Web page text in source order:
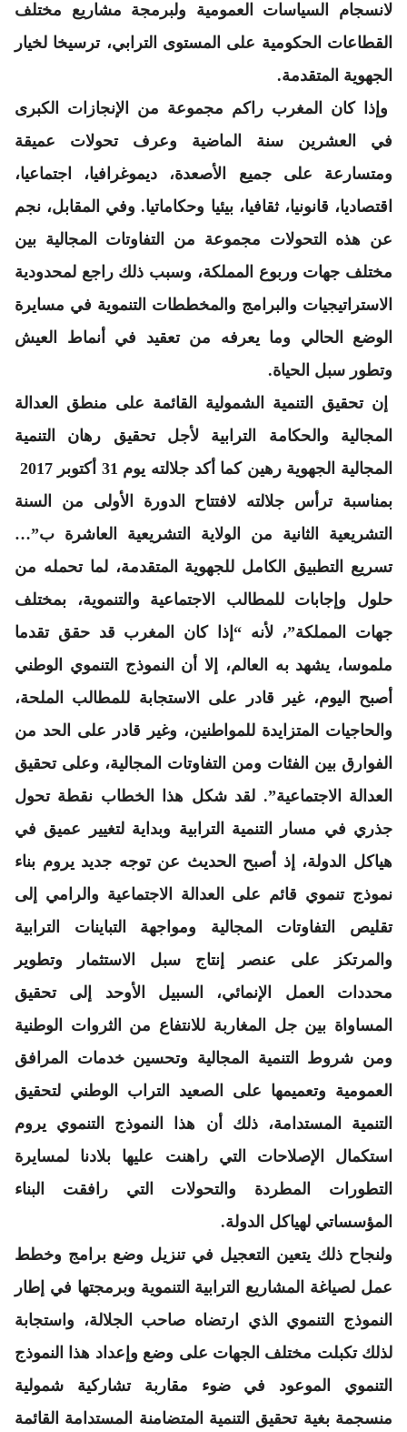
لانسجام السياسات العمومية ولبرمجة مشاريع مختلف
القطاعات الحكومية على المستوى الترابي، ترسيخا لخيار
الجهوية المتقدمة.
وإذا كان المغرب راكم مجموعة من الإنجازات الكبرى
في العشرين سنة الماضية وعرف تحولات عميقة
ومتسارعة على جميع الأصعدة، ديموغرافيا، اجتماعيا،
اقتصاديا، قانونيا، ثقافيا، بيئيا وحكاماتيا. وفي المقابل، نجم
عن هذه التحولات مجموعة من التفاوتات المجالية بين
مختلف جهات وربوع المملكة، وسبب ذلك راجع لمحدودية
الاستراتيجيات والبرامج والمخططات التنموية في مسايرة
الوضع الحالي وما يعرفه من تعقيد في أنماط العيش
وتطور سبل الحياة.
إن تحقيق التنمية الشمولية القائمة على منطق العدالة
المجالية والحكامة الترابية لأجل تحقيق رهان التنمية
بمناسبة ترأس جلالته لافتتاح الدورة الأولى من السنة
التشريعية الثانية من الولاية التشريعية العاشرة ب”…
تسريع التطبيق الكامل للجهوية المتقدمة، لما تحمله من
حلول وإجابات للمطالب الاجتماعية والتنموية، بمختلف
جهات المملكة”، لأنه “إذا كان المغرب قد حقق تقدما
ملموسا، يشهد به العالم، إلا أن النموذج التنموي الوطني
أصبح اليوم، غير قادر على الاستجابة للمطالب الملحة،
والحاجيات المتزايدة للمواطنين، وغير قادر على الحد من
الفوارق بين الفئات ومن التفاوتات المجالية، وعلى تحقيق
العدالة الاجتماعية”. لقد شكل هذا الخطاب نقطة تحول
جذري في مسار التنمية الترابية وبداية لتغيير عميق في
هياكل الدولة، إذ أصبح الحديث عن توجه جديد يروم بناء
نموذج تنموي قائم على العدالة الاجتماعية والرامي إلى
تقليص التفاوتات المجالية ومواجهة التباينات الترابية
والمرتكز على عنصر إنتاج سبل الاستثمار وتطوير
محددات العمل الإنمائي، السبيل الأوحد إلى تحقيق
المساواة بين جل المغاربة للانتفاع من الثروات الوطنية
ومن شروط التنمية المجالية وتحسين خدمات المرافق
العمومية وتعميمها على الصعيد التراب الوطني لتحقيق
التنمية المستدامة، ذلك أن هذا النموذج التنموي يروم
استكمال الإصلاحات التي راهنت عليها بلادنا لمسايرة
التطورات المطردة والتحولات التي رافقت البناء
المؤسساتي لهياكل الدولة.
ولنجاح ذلك يتعين التعجيل في تنزيل وضع برامج وخطط
عمل لصياغة المشاريع الترابية التنموية وبرمجتها في إطار
النموذج التنموي الذي ارتضاه صاحب الجلالة، واستجابة
لذلك تكبلت مختلف الجهات على وضع وإعداد هذا النموذج
التنموي الموعود في ضوء مقاربة تشاركية شمولية
منسجمة بغية تحقيق التنمية المتضامنة المستدامة القائمة